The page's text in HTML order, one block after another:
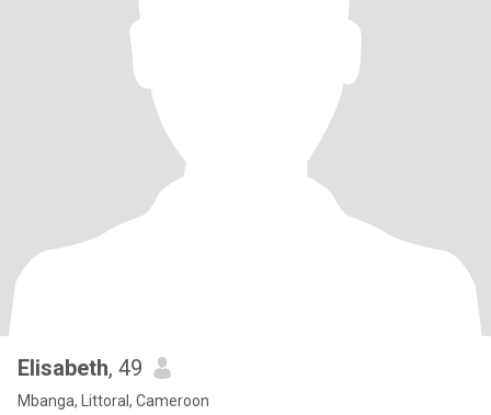
Elisabeth, 49
Mbanga, Littoral, Cameroon